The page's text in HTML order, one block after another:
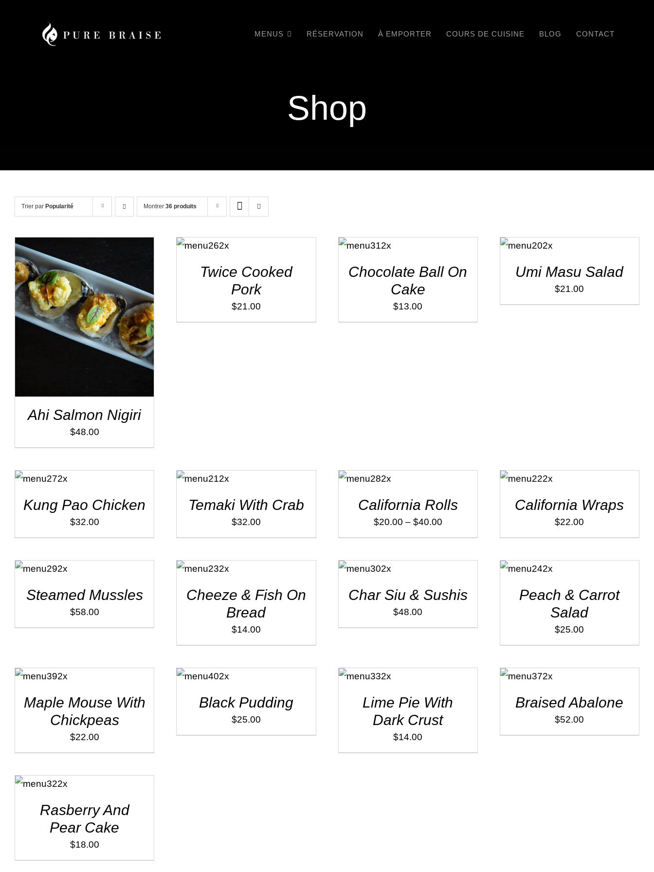
MENUS RÉSERVATION À EMPORTER COURS DE CUISINE BLOG CONTACT
Shop
Trier par Popularité Montrer 36 produits
ADD TO CART / DÉTAILS
Ahi Salmon Nigiri
$48.00
ADD TO
CART
/
Twice Cooked
Pork
$21.00
ADD TO
CART
/
Chocolate Ball On
Cake
$13.00
ADD TO
CART
/
Umi Masu Salad
$21.00
ADD TO
CART
/
Kung Pao Chicken
$32.00
ADD TO
CART
/
Temaki With Crab
$32.00
OPTIONS
California Rolls
$20.00 – $40.00
ADD TO
CART
/
California Wraps
$22.00
ADD TO
CART
/
Steamed Mussles
$58.00
ADD TO
CART
/
Cheeze & Fish On
Bread
$14.00
ADD TO
CART
/
Char Siu & Sushis
$48.00
ADD TO
CART
/
Peach & Carrot
Salad
$25.00
ADD TO
CART
/
Maple Mouse With
Chickpeas
$22.00
ADD TO
CART
/
Black Pudding
$25.00
ADD TO
CART
/
Lime Pie With
Dark Crust
$14.00
ADD TO
CART
/
Braised Abalone
$52.00
ADD TO
CART
/
Rasberry And
Pear Cake
$18.00